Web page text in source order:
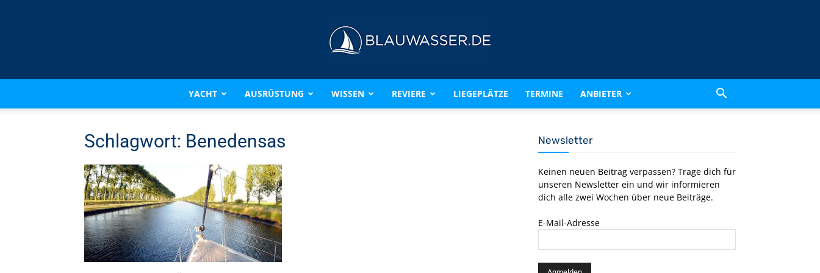
BLAUWASSER.DE
YACHT AUSRÜSTUNG WISSEN REVIERE LIEGEPLÄTZE TERMINE ANBIETER
Schlagwort: Benedensas Newsletter
Keinen neuen Beitrag verpassen? Trage dich für
unseren Newsletter ein und wir informieren
dich alle zwei Wochen über neue Beiträge.
E-Mail-Adresse